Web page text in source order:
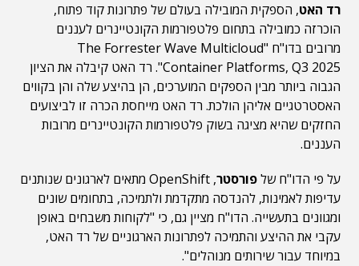
רד האט, הספקית המובילה בעולם של פתרונות קוד פתוח,
הוכרזה כמובילה בתחום פלטפורמות הקונטיינרים לעננים
מרובים בדו"ח "The Forrester Wave Multicloud
Container Platforms, Q3 2025". רד האט קיבלה את הציון
הגבוה ביותר מבין הספקים המוערכים, הן בהיצע שלה והן בקווים
האסטרטגיים אליהן הולכת. רד האט מייחסת הכרה זו לביצועים
החזקים שהיא מציגה בשוק פלטפורמות הקונטיינרים מרובות
העננים.
על פי הדו"ח שלפורסטר
, OpenShift מתאים לארגונים שנותנים
עדיפות לאמינות, להנדסה מתקדמת ולתמיכה, בתחומים שונים
ומגוונים בתעשייה. הדו"ח מציין גם, כי "לקוחות משבחים באופן
עקבי את ההיצע והתמיכה לפתרונות הארגוניים של רד האט,
במיוחד עבור שירותים מנוהלים".